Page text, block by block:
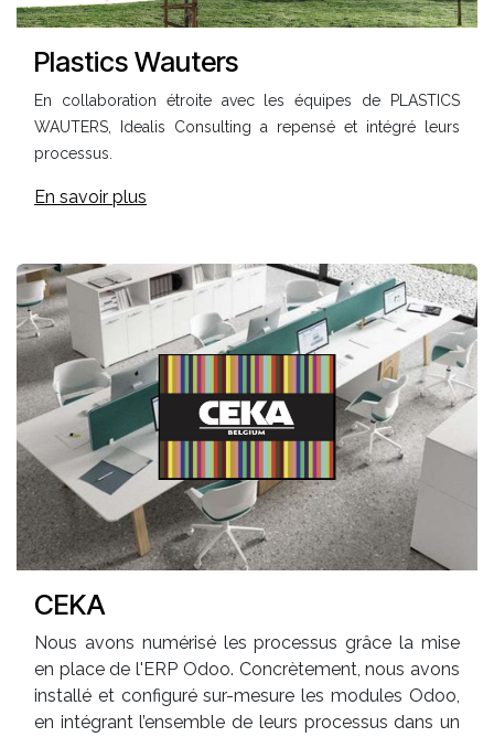
Plastics Wauters
En collaboration étroite avec les équipes de PLASTICS
WAUTERS, Idealis Consulting a repensé et intégré leurs
processus.
En savoir plus
CEKA
Nous avons numérisé les processus grâce la mise
en place de l'ERP Odoo. Concrètement, nous avons
installé et configuré sur-mesure les modules Odoo,
en intégrant l’ensemble de leurs processus dans un